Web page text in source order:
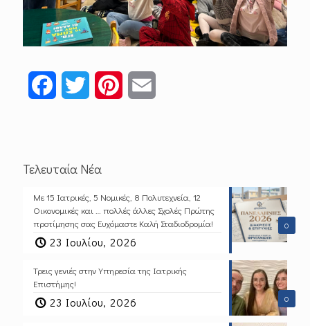
FacebookTwitter Pinterest
Τελευταία Νέα
0
Με 15 Ιατρικές, 5 Νομικές, 8 Πολυτεχνεία, 12
Οικονομικές και … πολλές άλλες Σχολές Πρώτης
προτίμησης σας Ευχόμαστε Καλή Σταδιοδρομία!
23 Ιουλίου, 2026
0
Τρεις γενιές στην Υπηρεσία της Ιατρικής
Επιστήμης!
23 Ιουλίου, 2026